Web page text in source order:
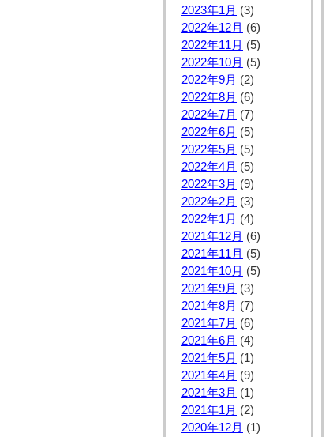
2023年1月 (3)
2022年12月 (6)
2022年11月 (5)
2022年10月 (5)
2022年9月 (2)
2022年8月 (6)
2022年7月 (7)
2022年6月 (5)
2022年5月 (5)
2022年4月 (5)
2022年3月 (9)
2022年2月 (3)
2022年1月 (4)
2021年12月 (6)
2021年11月 (5)
2021年10月 (5)
2021年9月 (3)
2021年8月 (7)
2021年7月 (6)
2021年6月 (4)
2021年5月 (1)
2021年4月 (9)
2021年3月 (1)
2021年1月 (2)
2020年12月 (1)